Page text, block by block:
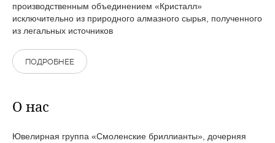
производственным объединением «Кристалл»
исключительно из природного алмазного сырья, полученного
из легальных источников
ПОДРОБНЕЕ
О нас
Ювелирная группа «Смоленские бриллианты», дочерняя